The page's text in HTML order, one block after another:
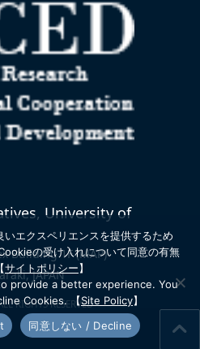
University of
Building 1F(MAP)
JAPAN
RIGHTS RESERVED
エクスペリエンスを提供するため
の受け入れについて同意の有無
【サイトポリシー】
provide a better experience. You
Cookies.【Site Policy】
同意しない / Decline